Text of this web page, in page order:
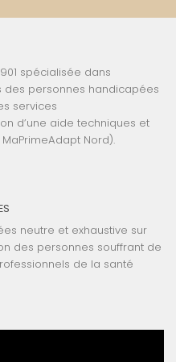
spécialisée dans
des personnes handicapées
services
d’une aide techniques et
Nord).
neutre et exhaustive sur
des personnes souffrant de
de la santé